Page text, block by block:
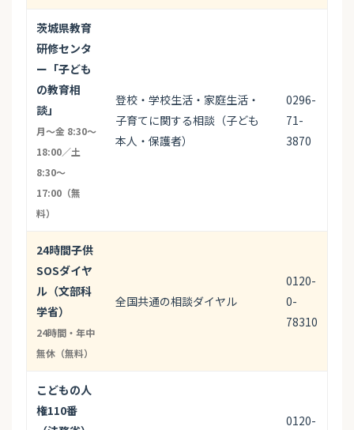
茨城県教育
研修センタ
ー「子ども
の教育相
談」
月〜金 8:30〜
18:00／土
8:30〜
17:00（無
料）
登校・学校生活・家庭生活・
子育てに関する相談（子ども
本人・保護者）
0296-
71-
3870
24時間子供
SOSダイヤ
ル（文部科
学省）
24時間・年中
無休（無料）
全国共通の相談ダイヤル
0120-
0-
78310
こどもの人
権110番
0120-